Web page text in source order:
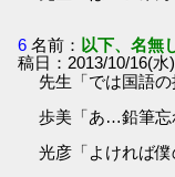
6 名前： 以下、名無
稿日：2013/10/16(
先生「では国語の
歩美「あ…鉛筆忘
光彦「よければ僕